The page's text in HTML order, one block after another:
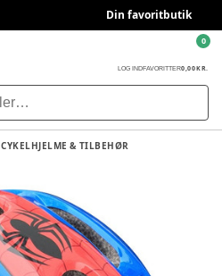
Din favoritbutik
LOG INDFAVORITTER0,00 KR.
0
CYKELHJELME & TILBEHØR